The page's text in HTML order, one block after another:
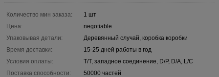
Количество мин заказа:
1 шт
Цена:
negotiable
Упаковывая детали:
Деревянный случай, коробка коробки
Время доставки:
15-25 дней работы в год
Условия оплаты:
T/T, западное соединение, D/P, D/A, L/C
Поставка способности:
50000 частей